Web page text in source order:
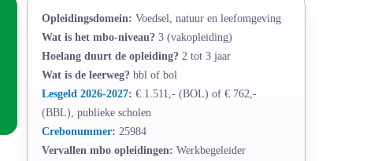
Opleidingsdomein: Voedsel, natuur en leefomgeving
Wat is het mbo-niveau? 3 (vakopleiding)
Hoelang duurt de opleiding? 2 tot 3 jaar
Wat is de leerweg? bbl of bol
Lesgeld 2026-2027: € 1.511,- (BOL) of € 762,-
(BBL), publieke scholen
Crebonummer: 25984
Vervallen mbo opleidingen: Werkbegeleider